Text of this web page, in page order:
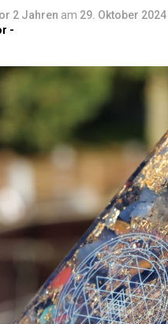
2 Jahren am 29. Oktober 2024
-